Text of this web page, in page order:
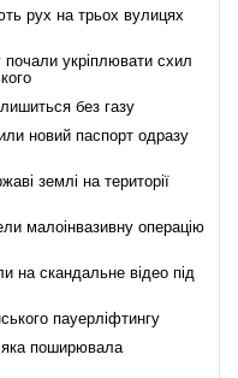
рух на трьох вулицях
укріплювати схил
без газу
новий паспорт одразу
землі на території
малоінвазивну операцію
на скандальне відео під
пауерліфтингу
поширювала